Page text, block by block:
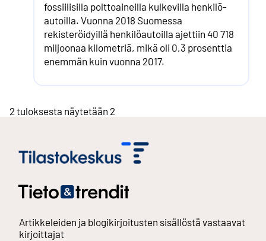
fossiilisilla poltto­aineilla kulkevilla henkilö­
autoilla. Vuonna 2018 Suomessa
rekisteröidyillä henkilö­autoilla ajettiin 40 718
miljoonaa kilo­metriä, mikä oli 0,3 prosenttia
enemmän kuin vuonna 2017.
2 tuloksesta näytetään 2
Artikkeleiden ja blogikirjoitusten sisällöstä vastaavat
kirjoittajat